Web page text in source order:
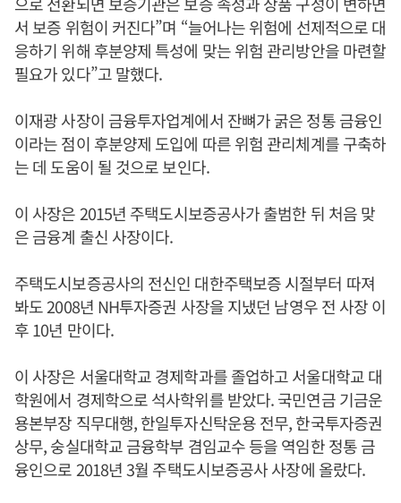
서 보증 위험이 커진다”며 “늘어나는 위험에 선제적으로 대
응하기 위해 후분양제 특성에 맞는 위험 관리방안을 마련할
필요가 있다”고 말했다.
이재광 사장이 금융투자업계에서 잔뼈가 굵은 정통 금융인
이라는 점이 후분양제 도입에 따른 위험 관리체계를 구축하
는 데 도움이 될 것으로 보인다.
이 사장은 2015년 주택도시보증공사가 출범한 뒤 처음 맞
은 금융계 출신 사장이다.
주택도시보증공사의 전신인 대한주택보증 시절부터 따져
봐도 2008년 NH투자증권 사장을 지냈던 남영우 전 사장 이
후 10년 만이다.
이 사장은 서울대학교 경제학과를 졸업하고 서울대학교 대
학원에서 경제학으로 석사학위를 받았다. 국민연금 기금운
용본부장 직무대행, 한일투자신탁운용 전무, 한국투자증권
상무, 숭실대학교 금융학부 겸임교수 등을 역임한 정통 금
융인으로 2018년 3월 주택도시보증공사 사장에 올랐다.